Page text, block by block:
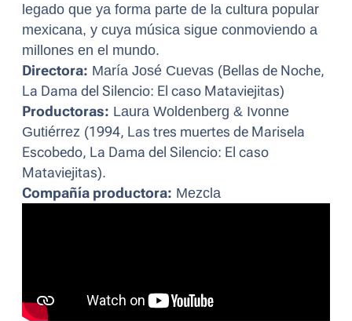
legado que ya forma parte de la cultura popular
mexicana, y cuya música sigue conmoviendo a
millones en el mundo.
Directora: María José Cuevas (Bellas de Noche,
La Dama del Silencio: El caso Mataviejitas)
Productoras: Laura Woldenberg & Ivonne
Gutiérrez (1994, Las tres muertes de Marisela
Escobedo, La Dama del Silencio: El caso
Mataviejitas).
Compañía productora: Mezcla